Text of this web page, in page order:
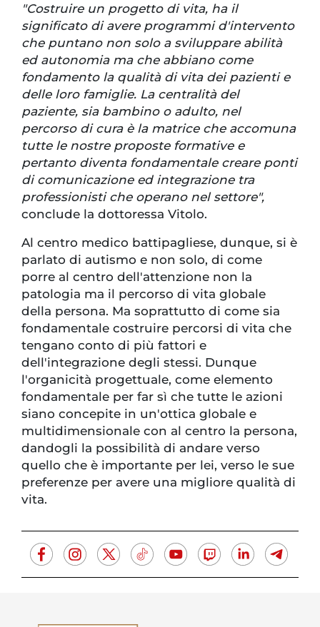
"Costruire un progetto di vita, ha il
significato di avere programmi d'intervento
che puntano non solo a sviluppare abilità
ed autonomia ma che abbiano come
fondamento la qualità di vita dei pazienti e
delle loro famiglie. La centralità del
paziente, sia bambino o adulto, nel
percorso di cura è la matrice che accomuna
tutte le nostre proposte formative e
pertanto diventa fondamentale creare ponti
di comunicazione ed integrazione tra
professionisti che operano nel settore",
conclude la dottoressa Vitolo.
Al centro medico battipagliese, dunque, si è
parlato di autismo e non solo, di come
porre al centro dell'attenzione non la
patologia ma il percorso di vita globale
della persona. Ma soprattutto di come sia
fondamentale costruire percorsi di vita che
tengano conto di più fattori e
dell'integrazione degli stessi. Dunque
l'organicità progettuale, come elemento
fondamentale per far sì che tutte le azioni
siano concepite in un'ottica globale e
multidimensionale con al centro la persona,
dandogli la possibilità di andare verso
quello che è importante per lei, verso le sue
preferenze per avere una migliore qualità di
vita.